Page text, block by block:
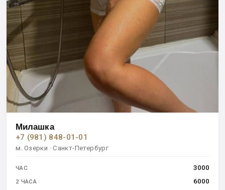
Милашка
+7 (981) 848-01-01
м. Озерки · Санкт-Петербург
ЧАС 3000
2 ЧАСА 6000